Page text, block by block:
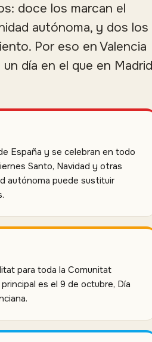
doce los marcan el
autónoma, y dos los
Por eso en Valencia
día en el que en Madrid
España y se celebran en todo
Santo, Navidad y otras
autónoma puede sustituir
para toda la Comunitat
es el 9 de octubre, Día